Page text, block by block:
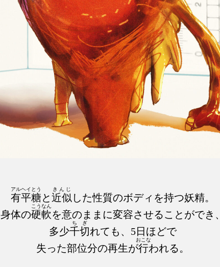
有平糖
アルヘイとう
と近似
きんじ
した性質のボディを持つ妖精。
身体の硬軟
こうなん
を意のままに変容させることができ、
多少千切
ちぎ
れても、5日ほどで
失った部位分の再生が行
おこな
われる。